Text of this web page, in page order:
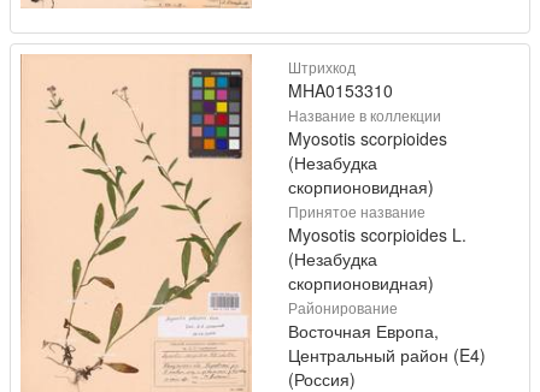
Штрихкод
MHA0153310
Название в коллекции
Myosotis scorpioides
(Незабудка
скорпионовидная)
Принятое название
Myosotis scorpioides L.
(Незабудка
скорпионовидная)
Районирование
Восточная Европа,
Центральный район (E4)
(Россия)